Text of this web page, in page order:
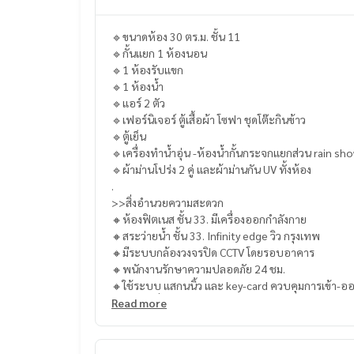
🔹ขนาดห้อง 30 ตร.ม. ชั้น 11
🔹กั้นแยก 1 ห้องนอน
🔹1 ห้องรับแขก
🔹1 ห้องน้ำ
🔹แอร์ 2 ตัว
🔹เฟอร์นิเจอร์ ตู้เสื้อผ้า โซฟา ชุดโต๊ะกินข้าว
🔹ตู้เย็น
🔹เครื่องทำน้ำอุ่น -ห้องน้ำกั้นกระจกแยกส่วน rain
🔹ผ้าม่านโปร่ง 2 คู่ และผ้าม่านกัน UV ทั้งห้อง
>>สิ่งอำนวยความสะดวก
🔸ห้องฟิตเนส ชั้น 33. มีเครื่องออกกำลังกาย
🔸สระว่ายน้ำ ชั้น 33. Infinity edge วิว กรุงเทพ
🔸มีระบบกล้องวงจรปิด CCTV โดยรอบอาคาร
🔸พนักงานรักษาความปลอดภัย 24 ชม.
🔸ใช้ระบบ แสกนนิ้ว และ key-card ควบคุมการเข้า-อ
🔸อาคารที่จอดรถยนต์
Read more